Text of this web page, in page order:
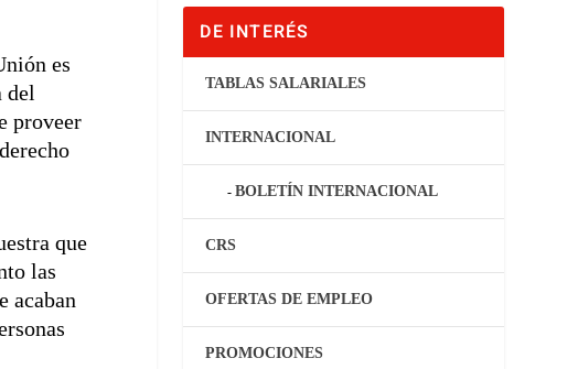
es
del
proveer
que
las
acaban
DE INTERÉS
TABLAS SALARIALES
INTERNACIONAL
BOLETÍN INTERNACIONAL
CRS
OFERTAS DE EMPLEO
PROMOCIONES